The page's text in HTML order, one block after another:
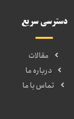
دسترسی سریع
مقالات
درباره ما
تماس با ما